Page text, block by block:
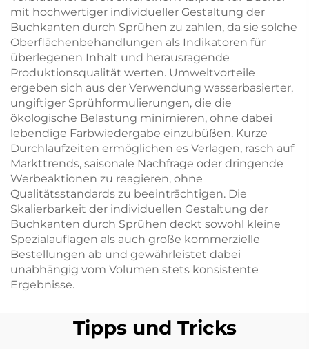
mit hochwertiger individueller Gestaltung der
Buchkanten durch Sprühen zu zahlen, da sie solche
Oberflächenbehandlungen als Indikatoren für
überlegenen Inhalt und herausragende
Produktionsqualität werten. Umweltvorteile
ergeben sich aus der Verwendung wasserbasierter,
ungiftiger Sprühformulierungen, die die
ökologische Belastung minimieren, ohne dabei
lebendige Farbwiedergabe einzubüßen. Kurze
Durchlaufzeiten ermöglichen es Verlagen, rasch auf
Markttrends, saisonale Nachfrage oder dringende
Werbeaktionen zu reagieren, ohne
Qualitätsstandards zu beeinträchtigen. Die
Skalierbarkeit der individuellen Gestaltung der
Buchkanten durch Sprühen deckt sowohl kleine
Spezialauflagen als auch große kommerzielle
Bestellungen ab und gewährleistet dabei
unabhängig vom Volumen stets konsistente
Ergebnisse.
Tipps und Tricks